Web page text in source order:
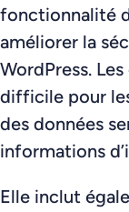
fonctionnalité
améliorer la
WordPress.
difficile pour
des données
informations
Elle inclut